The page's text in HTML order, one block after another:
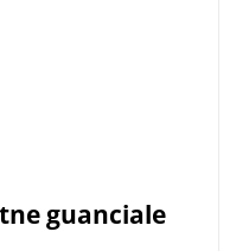
guanciale